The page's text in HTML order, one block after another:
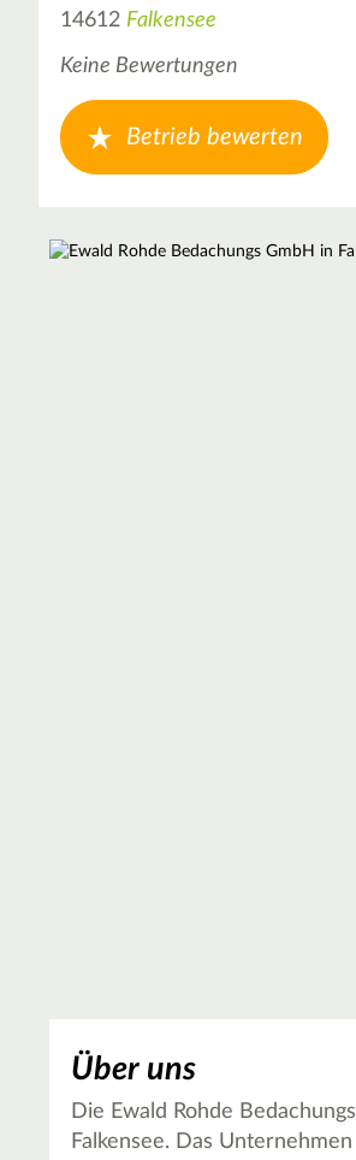
14612 Falkensee
Keine Bewertungen
Betrieb bewerten
Über uns
Die Ewald Rohde
Falkensee. Das